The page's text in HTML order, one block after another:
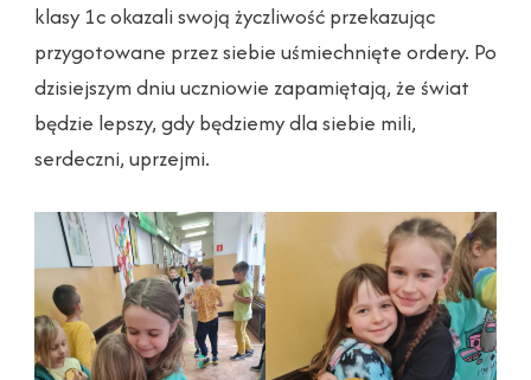
klasy 1c okazali swoją życzliwość przekazując
przygotowane przez siebie uśmiechnięte ordery. Po
dzisiejszym dniu uczniowie zapamiętają, że świat
będzie lepszy, gdy będziemy dla siebie mili,
serdeczni, uprzejmi.